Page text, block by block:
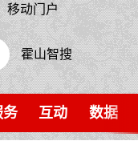
移动门户
霍山智搜
务 互动 数据